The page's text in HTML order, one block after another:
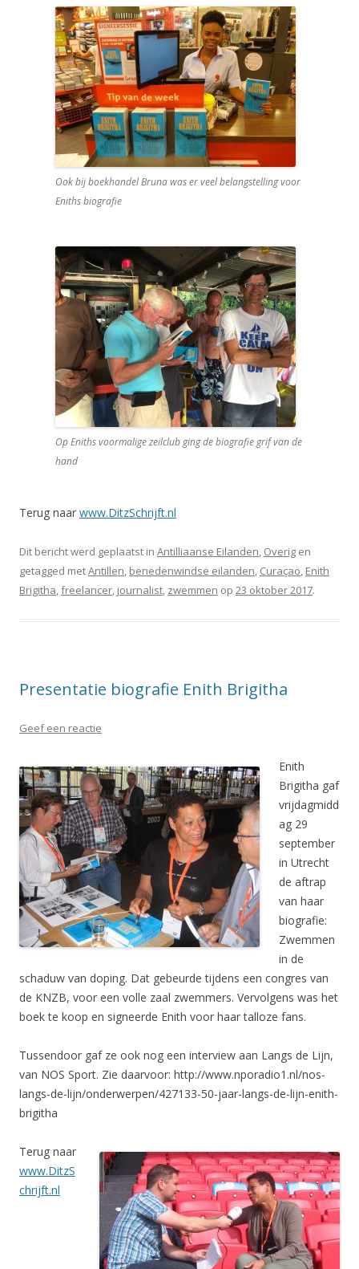
Ook bij boekhandel Bruna was er veel belangstelling voor
Eniths biografie
Op Eniths voormalige zeilclub ging de biografie grif van de
hand
Terug naar www.DitzSchrijft.nl
Dit bericht werd geplaatst in Antilliaanse Eilanden, Overig en
getagged metAntillen, benedenwindse eilanden, Curaçao, Enith
Brigitha,freelancer, journalist, zwemmen op 23 oktober 2017.
Presentatie biografie Enith Brigitha
Geef een reactie
Enith
Brigitha gaf
vrijdagmidd
ag 29
september
in Utrecht
de aftrap
van haar
biografie:
Zwemmen
in de
schaduw van doping. Dat gebeurde tijdens een congres van
de KNZB, voor een volle zaal zwemmers. Vervolgens was het
boek te koop en signeerde Enith voor haar talloze fans.
Tussendoor gaf ze ook nog een interview aan Langs de Lijn,
van NOS Sport. Zie daarvoor: http://www.nporadio1.nl/nos-
langs-de-lijn/onderwerpen/427133-50-jaar-langs-de-lijn-enith-
brigitha
Terug naar
www.DitzS
chrijft.nl